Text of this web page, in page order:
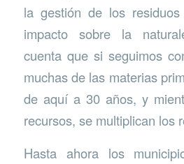
la gestión de los
impacto sobre la
cuenta que si seguimos
muchas de las materias
de aquí a 30 años, y
recursos, se multiplican los
Hasta ahora los